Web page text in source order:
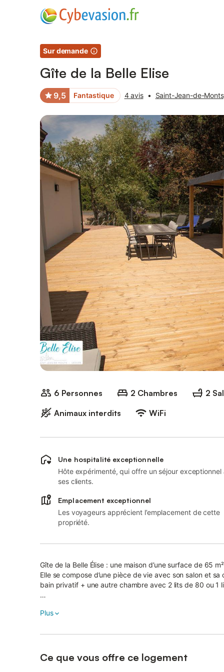
Sur demande
Gîte de la Belle Elise
9,5 Fantastique 4 avis • Saint-Jean-de-
Photos Équipements Avis des voyageurs
6 Personnes 2 Chambres 2
Animaux interdits
WiFi
Une hospitalité exceptionnelle
Hôte expérimenté, qui offre un séjour exceptionnel
ses clients.
Emplacement exceptionnel
Les voyageurs apprécient l’emplacement de cette
propriété.
Gîte de la Belle Élise : une maison d’une surface de 65
Elle se compose d’une pièce de vie avec son salon et
bain privatif + une autre chambre avec 2 lits de 80 ou 1
logement dispose de place de parking la propriété est
Situé à Saint-Jean-de-Monts, entre bord de mer et
Le Gîte de la Belle Élise, des équipement de qualité
Plus
Ce que vous offre ce logement